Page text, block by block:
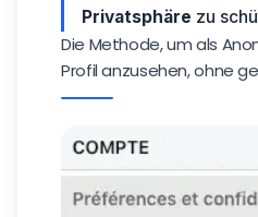
Privatsphäre zu
Die Methode, um als
Profil anzusehen, ohne